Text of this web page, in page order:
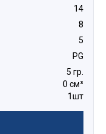
14
8
5
PG
5 гр.
0 см³
1шт